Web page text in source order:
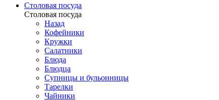
Столовая посуда
Столовая посуда
Назад
Кофейники
Кружки
Салатники
Блюда
Блюдца
Супницы и бульонницы
Тарелки
Чайники